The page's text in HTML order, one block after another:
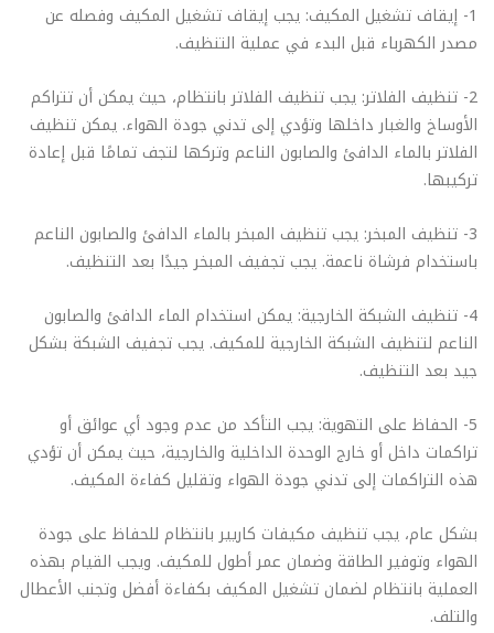
1- إيقاف تشغيل المكيف: يجب إيقاف تشغيل المكيف وفصله عن
مصدر الكهرباء قبل البدء في عملية التنظيف.
2- تنظيف الفلاتر: يجب تنظيف الفلاتر بانتظام، حيث يمكن أن تتراكم
الأوساخ والغبار داخلها وتؤدي إلى تدني جودة الهواء. يمكن تنظيف
الفلاتر بالماء الدافئ والصابون الناعم وتركها لتجف تمامًا قبل إعادة
تركيبها.
3- تنظيف المبخر: يجب تنظيف المبخر بالماء الدافئ والصابون الناعم
باستخدام فرشاة ناعمة. يجب تجفيف المبخر جيدًا بعد التنظيف.
4- تنظيف الشبكة الخارجية: يمكن استخدام الماء الدافئ والصابون
الناعم لتنظيف الشبكة الخارجية للمكيف. يجب تجفيف الشبكة بشكل
جيد بعد التنظيف.
5- الحفاظ على التهوية: يجب التأكد من عدم وجود أي عوائق أو
تراكمات داخل أو خارج الوحدة الداخلية والخارجية، حيث يمكن أن تؤدي
هذه التراكمات إلى تدني جودة الهواء وتقليل كفاءة المكيف.
بشكل عام، يجب تنظيف مكيفات كاريير بانتظام للحفاظ على جودة
الهواء وتوفير الطاقة وضمان عمر أطول للمكيف. ويجب القيام بهذه
العملية بانتظام لضمان تشغيل المكيف بكفاءة أفضل وتجنب الأعطال
والتلف.